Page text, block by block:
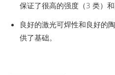
保证了很高的强度（3 类）和
良好的激光可焊性和良好的
供了基础。